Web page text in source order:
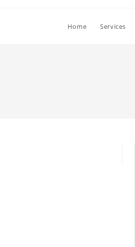
Home Services